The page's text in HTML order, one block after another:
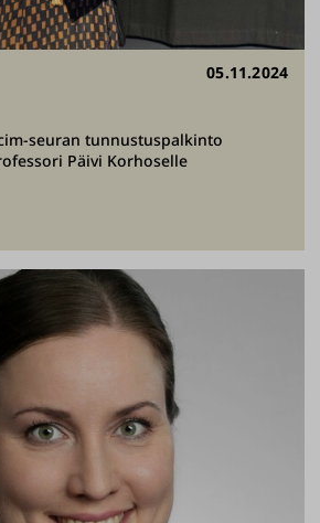
05.11.2024
seuran tunnustuspalkinto
Päivi Korhoselle